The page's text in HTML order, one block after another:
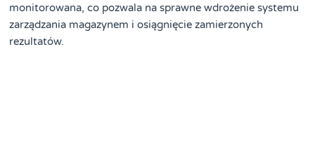
monitorowana, co pozwala na sprawne wdrożenie systemu
zarządzania magazynem i osiągnięcie zamierzonych
rezultatów.